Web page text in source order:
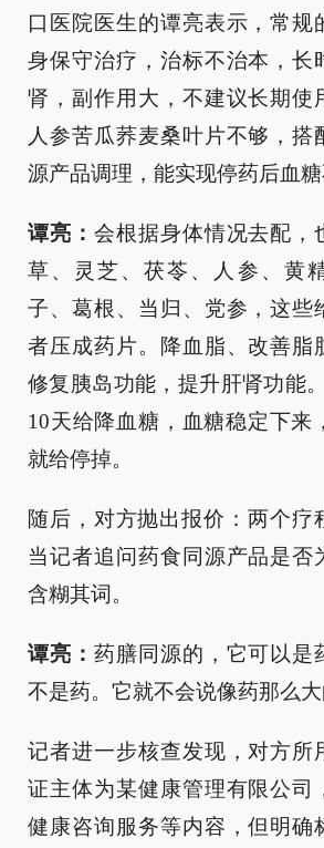
口医院医生的谭亮表示，常规
身保守治疗，治标不治本，长
肾，副作用大，不建议长期使
人参苦瓜荞麦桑叶片不够，搭
源产品调理，能实现停药后血糖
谭亮： 会根据身体情况去配，
草、灵芝、茯苓、人参、黄
子、葛根、当归、党参，这些
者压成药片。降血脂、改善脂
修复胰岛功能，提升肝肾功能
10天给降血糖，血糖稳定下来
就给停掉。
随后，对方抛出报价：两个疗
当记者追问药食同源产品是否
含糊其词。
谭亮： 药膳同源的，它可以是
不是药。它就不会说像药那么大
记者进一步核查发现，对方所
证主体为某健康管理有限公司
健康咨询服务等内容，但明确